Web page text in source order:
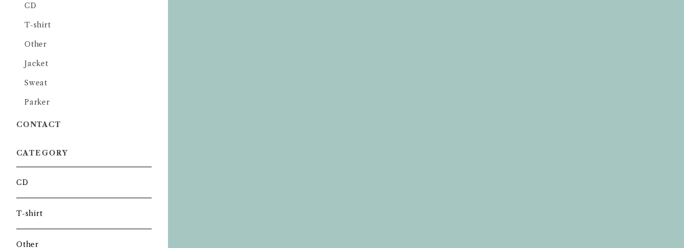
CD
T-shirt
Other
Jacket
Sweat
Parker
CONTACT
CATEGORY
CD
T-shirt
Other